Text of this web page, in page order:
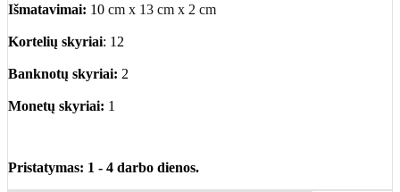
Išmatavimai: 10 cm x 13 cm x 2 cm
Kortelių skyriai: 12
Banknotų skyriai: 2
Monetų skyriai: 1
Pristatymas: 1 - 4 darbo dienos.